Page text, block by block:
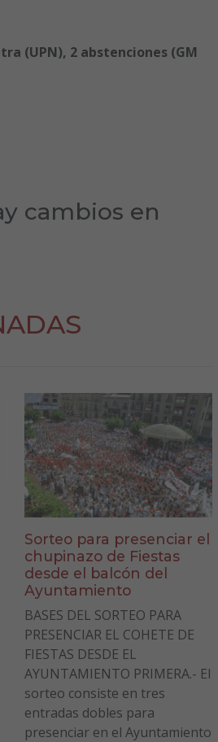
(UPN), 2 abstenciones (GM
cambios en
Sorteo para presenciar el
chupinazo de Fiestas
desde el balcón del
Ayuntamiento
BASES DEL SORTEO PARA
PRESENCIAR EL COHETE DE
FIESTAS DESDE EL
AYUNTAMIENTO PRIMERA.- El
sorteo consiste en tres
entradas dobles para
presenciar en el Ayuntamiento